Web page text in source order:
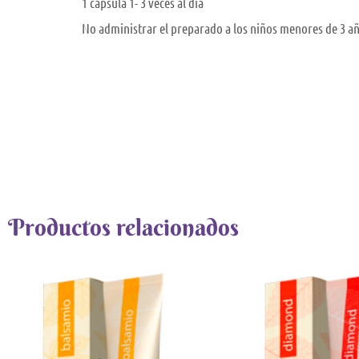
No administrar el preparado a los niños menores de 3
Productos relacionados